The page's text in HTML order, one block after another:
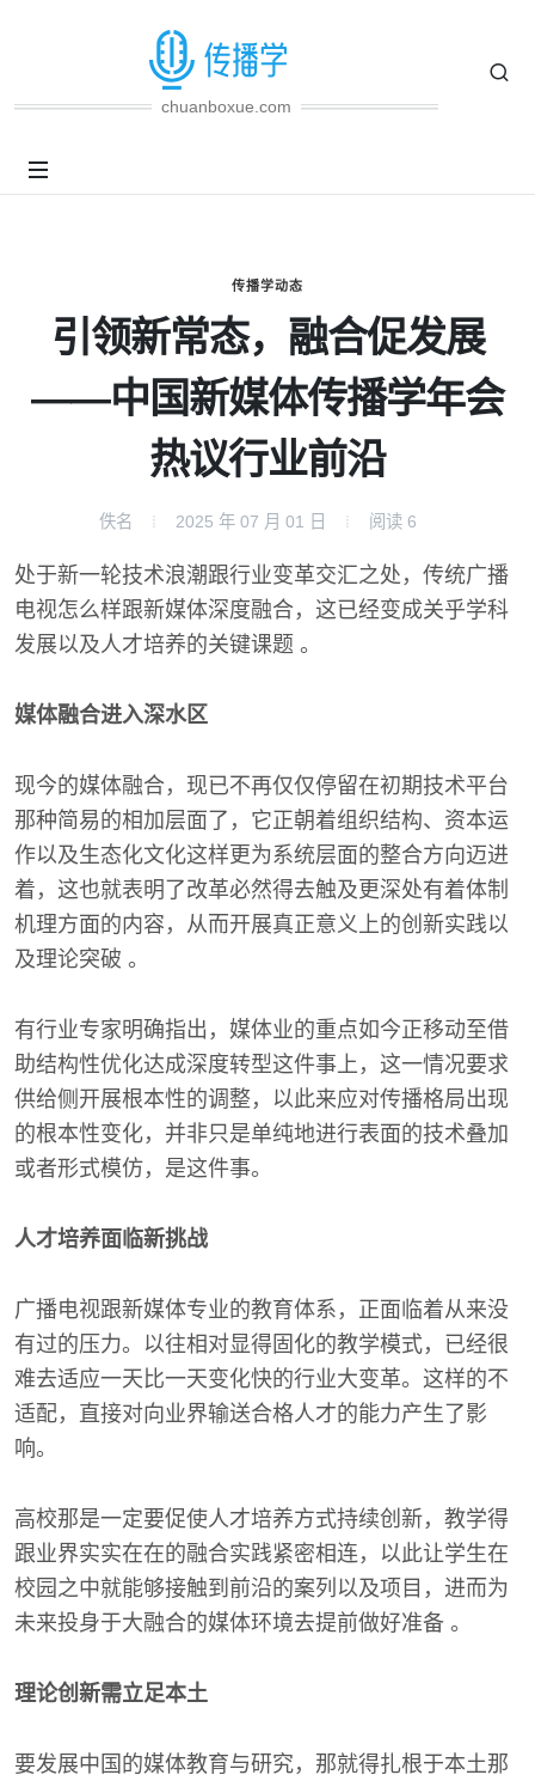
chuanboxue.com
传播学动态
引领新常态，融合促发展
——中国新媒体传播学年会
热议行业前沿
佚名 2025 年 07 月 01 日 阅读 6
处于新一轮技术浪潮跟行业变革交汇之处，传统广播
电视怎么样跟新媒体深度融合，这已经变成关乎学科
发展以及人才培养的关键课题 。
媒体融合进入深水区
现今的媒体融合，现已不再仅仅停留在初期技术平台
那种简易的相加层面了，它正朝着组织结构、资本运
作以及生态化文化这样更为系统层面的整合方向迈进
着，这也就表明了改革必然得去触及更深处有着体制
机理方面的内容，从而开展真正意义上的创新实践以
及理论突破 。
有行业专家明确指出，媒体业的重点如今正移动至借
助结构性优化达成深度转型这件事上，这一情况要求
供给侧开展根本性的调整，以此来应对传播格局出现
的根本性变化，并非只是单纯地进行表面的技术叠加
或者形式模仿，是这件事。
人才培养面临新挑战
广播电视跟新媒体专业的教育体系，正面临着从来没
有过的压力。以往相对显得固化的教学模式，已经很
难去适应一天比一天变化快的行业大变革。这样的不
适配，直接对向业界输送合格人才的能力产生了影
响。
高校那是一定要促使人才培养方式持续创新，教学得
跟业界实实在在的融合实践紧密相连，以此让学生在
校园之中就能够接触到前沿的案列以及项目，进而为
未来投身于大融合的媒体环境去提前做好准备 。
理论创新需立足本土
要发展中国的媒体教育与研究，那就得扎根于本土那